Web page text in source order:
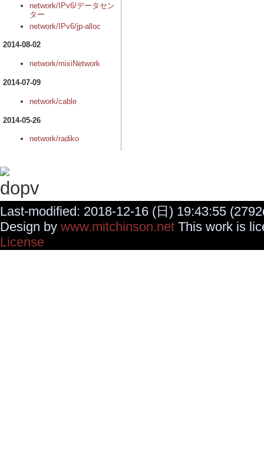
network/IPv6/データセン
ター
network/IPv6/jp-alloc
2014-08-02
network/mixiNetwork
2014-07-09
network/cable
2014-05-26
network/radiko
Last-modified: 2018-12-16 (日) 19:43:55
Design by www.mitchinson.net This work is
License